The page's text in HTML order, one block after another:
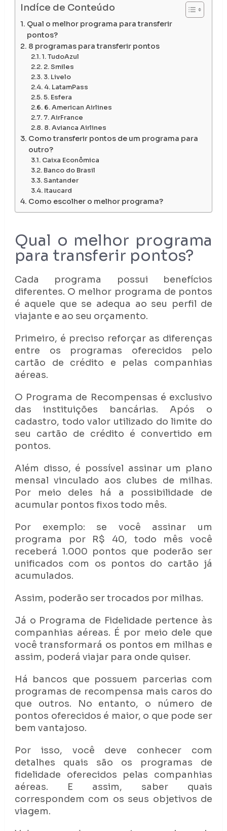
Indíce de Conteúdo
Qual o melhor programa para transferir
pontos?
8 programas para transferir pontos
1. TudoAzul
2. Smiles
3. Livelo
4. LatamPass
5. Esfera
6. American Airlines
7. AirFrance
8. Avianca Airlines
Como transferir pontos de um programa para
outro?
Caixa Econômica
Banco do Brasil
Santander
Itaucard
Como escolher o melhor programa?
Qual o melhor programa
para transferir pontos?
Cada programa possui benefícios
diferentes. O melhor programa de pontos
é aquele que se adequa ao seu perfil de
viajante e ao seu orçamento.
Primeiro, é preciso reforçar as diferenças
entre os programas oferecidos pelo
cartão de crédito e pelas companhias
aéreas.
O Programa de Recompensas é exclusivo
das instituições bancárias. Após o
cadastro, todo valor utilizado do limite do
seu cartão de crédito é convertido em
pontos.
Além disso, é possível assinar um plano
mensal vinculado aos clubes de milhas.
Por meio deles há a possibilidade de
acumular pontos fixos todo mês.
Por exemplo: se você assinar um
programa por R$ 40, todo mês você
receberá 1.000 pontos que poderão ser
unificados com os pontos do cartão já
acumulados.
Assim, poderão ser trocados por milhas.
Já o Programa de Fidelidade pertence às
companhias aéreas. É por meio dele que
você transformará os pontos em milhas e
assim, poderá viajar para onde quiser.
Há bancos que possuem parcerias com
programas de recompensa mais caros do
que outros. No entanto, o número de
pontos oferecidos é maior, o que pode ser
bem vantajoso.
Por isso, você deve conhecer com
detalhes quais são os programas de
fidelidade oferecidos pelas companhias
aéreas. E assim, saber quais
correspondem com os seus objetivos de
viagem.